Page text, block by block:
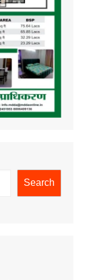
Search